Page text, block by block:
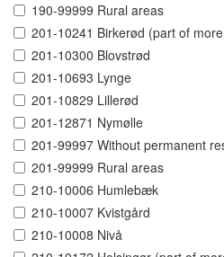
190-99999 Rural areas
201-10241 Birkerød (part of
201-10300 Blovstrød
201-10693 Lynge
201-10829 Lillerød
201-12871 Nymølle
201-99997 Without permanent
201-99999 Rural areas
210-10006 Humlebæk
210-10007 Kvistgård
210-10008 Nivå